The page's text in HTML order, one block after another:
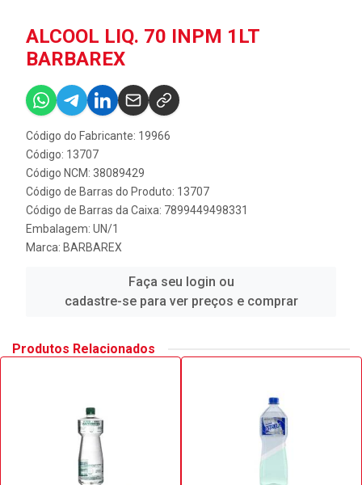
ALCOOL LIQ. 70 INPM 1LT
BARBAREX
Código do Fabricante: 19966
Código: 13707
Código NCM: 38089429
Código de Barras do Produto: 13707
Código de Barras da Caixa: 7899449498331
Embalagem: UN/1
Marca: BARBAREX
Faça seu login ou
cadastre-se para ver preços e comprar
Produtos Relacionados